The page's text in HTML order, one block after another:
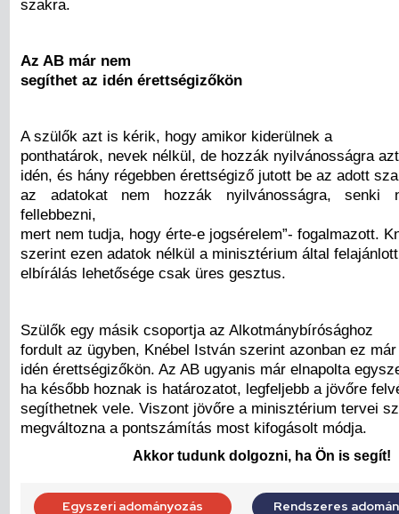
szakra.
Az AB már nem
segíthet az idén érettségizőkön
A szülők azt is kérik, hogy amikor kiderülnek a
ponthatárok, nevek nélkül, de hozzák nyilvánosságra
idén, és hány régebben érettségiző jutott be az adott
az adatokat nem hozzák nyilvánosságra, senki
fellebbezni,
mert nem tudja, hogy érte-e jogsérelem”- fogalmazott.
szerint ezen adatok nélkül a minisztérium által
elbírálás lehetősége csak üres gesztus.
Szülők egy másik csoportja az Alkotmánybírósághoz
fordult az ügyben, Knébel István szerint azonban ez
idén érettségizőkön. Az AB ugyanis már elnapolta
ha később hoznak is határozatot, legfeljebb a jövőre
segíthetnek vele. Viszont jövőre a minisztérium tervei
megváltozna a pontszámítás most kifogásolt módja.
Akkor tudunk dolgozni, ha Ön is segít!